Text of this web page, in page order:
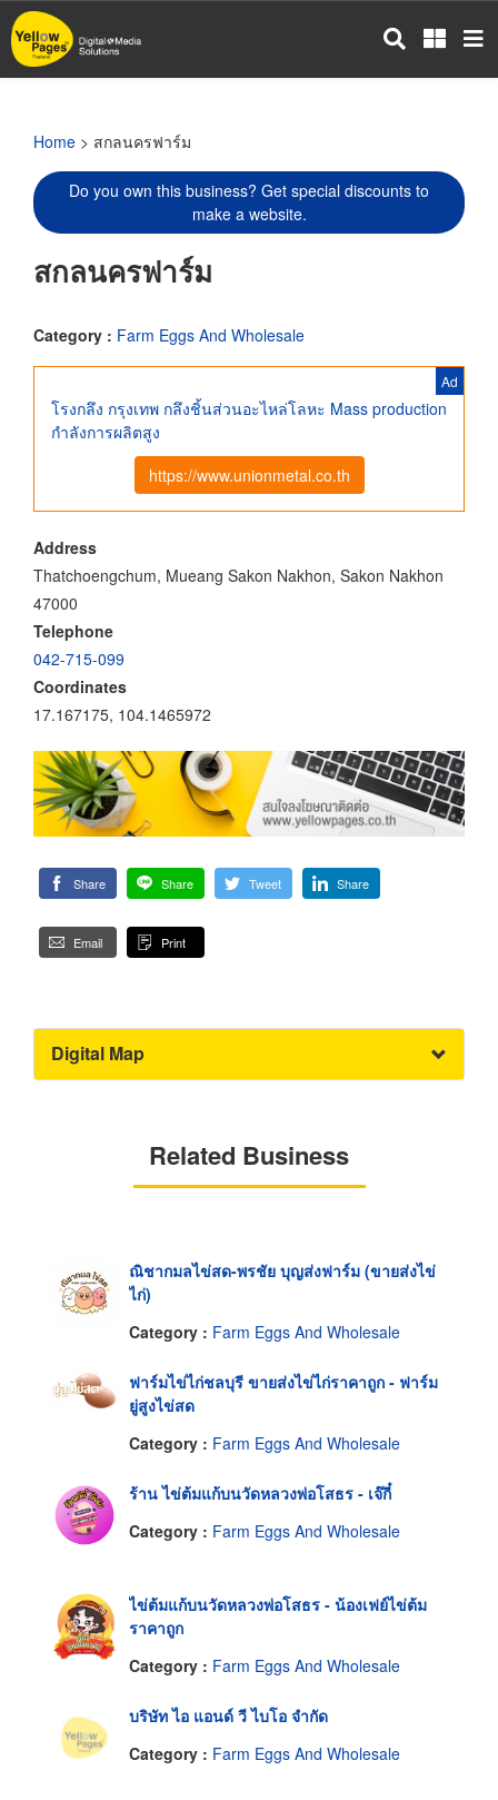
Skip
to
main
Home > สกลนครฟาร์ม
Do you own this business? Get special discounts to
make a website.
สกลนครฟาร์ม
Category : Farm Eggs And Wholesale
Ad
โรงกลึง กรุงเทพ กลึงชิ้นส่วนอะไหล่โลหะ Mass production
กำลังการผลิตสูง
https://www.unionmetal.co.th
Address
Thatchoengchum, Mueang Sakon Nakhon, Sakon Nakhon
47000
Telephone
042-715-099
Coordinates
17.167175, 104.1465972
Share Share Tweet Share
Email Print
Digital Map
Related Business
ณิชากมลไข่สด-พรชัย บุญส่งฟาร์ม (ขายส่งไข่
ไก่)
Category : Farm Eggs And Wholesale
ฟาร์มไข่ไก่ชลบุรี ขายส่งไข่ไก่ราคาถูก - ฟาร์ม
ยู่สูงไข่สด
Category : Farm Eggs And Wholesale
ร้าน ไข่ต้มแก้บนวัดหลวงพ่อโสธร - เจ๊กี๋
Category : Farm Eggs And Wholesale
ไข่ต้มแก้บนวัดหลวงพ่อโสธร - น้องเฟย์ไข่ต้ม
ราคาถูก
Category : Farm Eggs And Wholesale
บริษัท ไอ แอนด์ วี ไบโอ จำกัด
Category : Farm Eggs And Wholesale